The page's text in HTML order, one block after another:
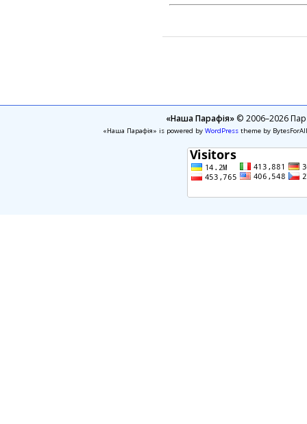
«Наша Парафія»© 2006–2026
«Наша Парафія» is powered by WordPresstheme by